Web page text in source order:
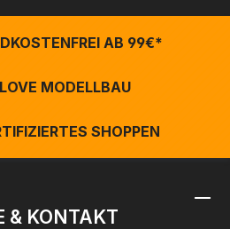
AB 99€*
MODELLBAU
SHOPPEN
& KONTAKT